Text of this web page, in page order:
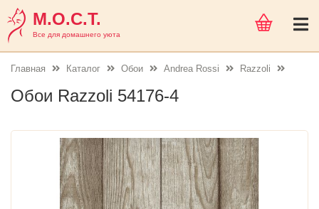
М.О.С.Т.
Все для домашнего уюта
Главная Каталог Обои Andrea Rossi Razzoli
Обои Razzoli 54176-4